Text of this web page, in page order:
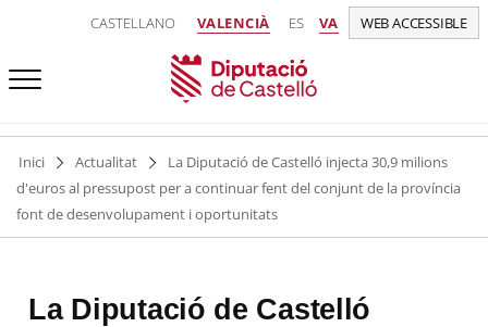
CASTELLANO VALENCIÀ ES VA WEB ACCESSIBLE
Inici Actualitat
La Diputació de Castelló injecta 30,9 milions
d'euros al pressupost per a continuar fent del conjunt de la província
font de desenvolupament i oportunitats
La Diputació de Castelló